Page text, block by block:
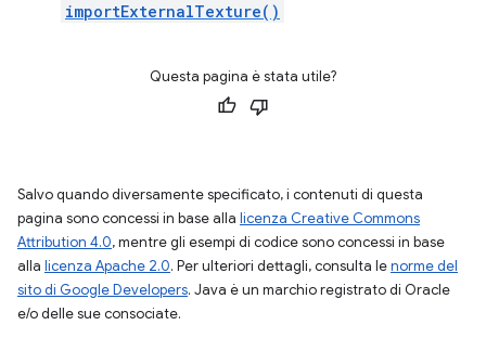
importExternalTexture()
Questa pagina è stata utile?
Salvo quando diversamente specificato, i contenuti di questa
pagina sono concessi in base alla licenza Creative Commons
Attribution 4.0, mentre gli esempi di codice sono concessi in base
alla licenza Apache 2.0. Per ulteriori dettagli, consulta lenorme del
sito di Google Developers. Java è un marchio registrato di Oracle
e/o delle sue consociate.